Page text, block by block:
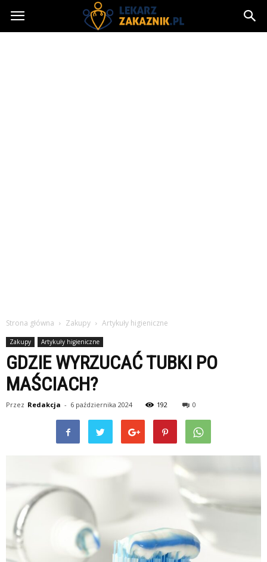
Lekarzzakaznik.pl
Strona główna Zakupy Artykuły higieniczne
Zakupy Artykuły higieniczne
GDZIE WYRZUCAĆ TUBKI PO
MAŚCIACH?
Przez Redakcja - 6 października 2024 192 0